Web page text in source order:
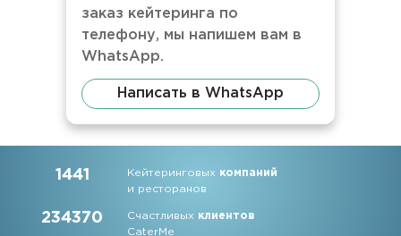
заказ кейтеринга по
телефону, мы напишем вам в
WhatsApp.
Написать в WhatsApp
1441 Кейтеринговых компаний
и ресторанов
234370 Счастливых клиентов
CaterMe